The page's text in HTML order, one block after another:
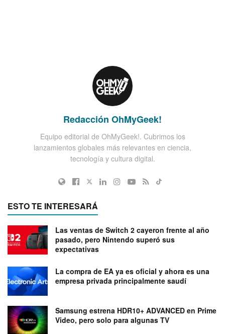
Redacción OhMyGeek!
Equipo editorial de OhMyGeek!. Cubrimos los
lanzamientos globales más relevantes en ciencia,
tecnología y cultura digital.
ESTO TE INTERESARÁ
Las ventas de Switch 2 cayeron frente al año
pasado, pero Nintendo superó sus
expectativas
La compra de EA ya es oficial y ahora es una
empresa privada principalmente saudí
Samsung estrena HDR10+ ADVANCED en Prime
Video, pero solo para algunas TV